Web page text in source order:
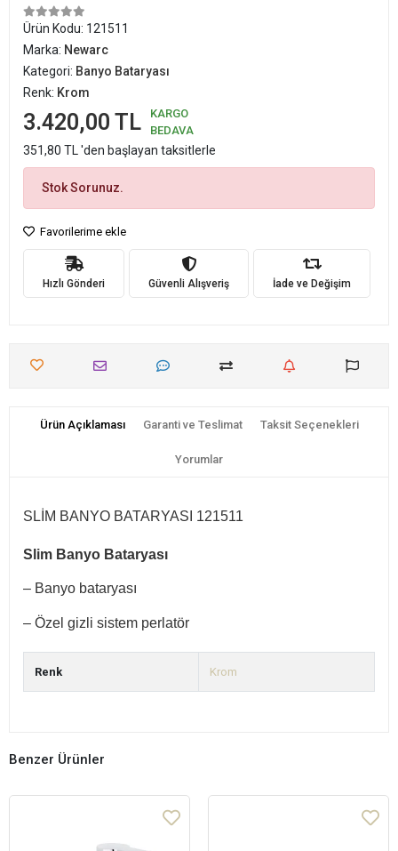
Ürün Kodu: 121511
Marka: Newarc
Kategori: Banyo Bataryası
Renk: Krom
3.420,00 TL
KARGO
BEDAVA
351,80 TL 'den başlayan taksitlerle
Stok Sorunuz.
Favorilerime ekle
Hızlı Gönderi Güvenli Alışveriş İade ve Değişim
Ürün Açıklaması Garanti ve Teslimat Taksit Seçenekleri
Yorumlar
SLİM BANYO BATARYASI 121511
Slim Banyo Bataryası
– Banyo bataryası
– Özel gizli sistem perlatör
Renk Krom
Benzer Ürünler